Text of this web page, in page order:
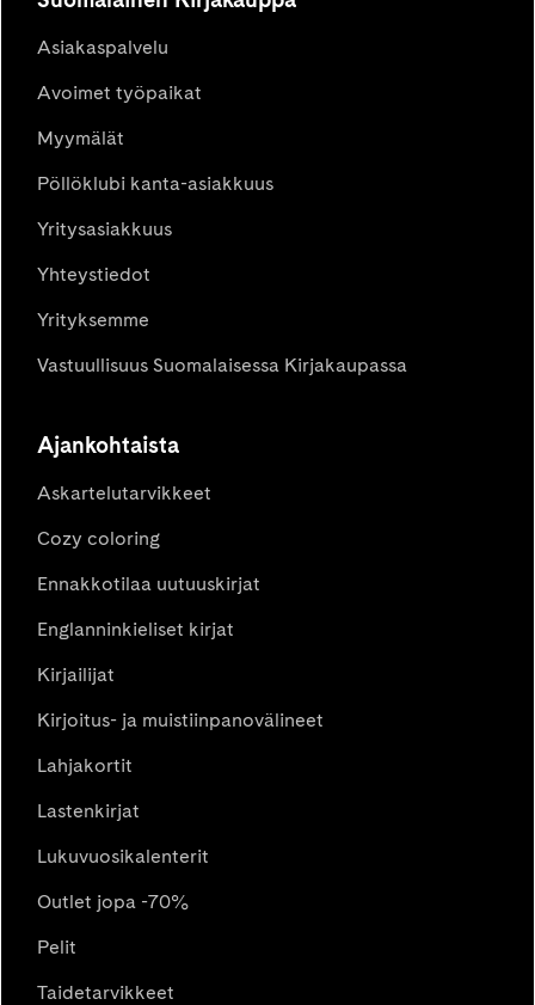
Asiakaspalvelu
Avoimet työpaikat
Myymälät
Pöllöklubi kanta-asiakkuus
Yritysasiakkuus
Yhteystiedot
Yrityksemme
Vastuullisuus Suomalaisessa Kirjakaupassa
Ajankohtaista
Askartelutarvikkeet
Cozy coloring
Ennakkotilaa uutuuskirjat
Englanninkieliset kirjat
Kirjailijat
Kirjoitus- ja muistiinpanovälineet
Lahjakortit
Lastenkirjat
Lukuvuosikalenterit
Outlet jopa -70%
Pelit
Taidetarvikkeet